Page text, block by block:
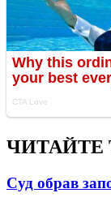
ЧИТАЙТЕ
Суд обрав